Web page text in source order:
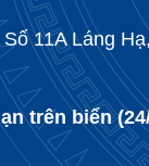
Số 11A Láng
trên biển